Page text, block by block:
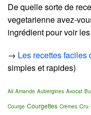
De quelle sorte de
vegetarienne avez-
ingrédient pour voir
→ Les recettes
simples et rapides)
Ail Amande Aubergines Avocat
Courge Courgettes Crèmes Cru